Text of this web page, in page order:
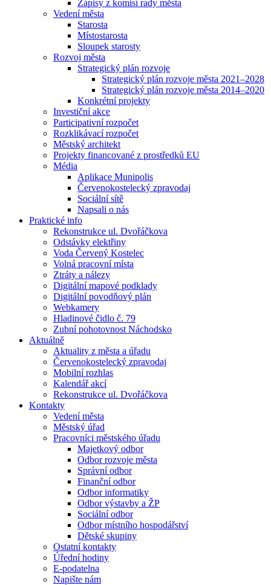
Zápisy z komisí rady města
Vedení města
Starosta
Místostarosta
Sloupek starosty
Rozvoj města
Strategický plán rozvoje
Strategický plán rozvoje města 2021–2028
Strategický plán rozvoje města 2014–2020
Konkrétní projekty
Investiční akce
Participativní rozpočet
Rozklikávací rozpočet
Městský architekt
Projekty financované z prostředků EU
Média
Aplikace Munipolis
Červenokostelecký zpravodaj
Sociální sítě
Napsali o nás
Praktické info
Rekonstrukce ul. Dvořáčkova
Odstávky elektřiny
Voda Červený Kostelec
Volná pracovní místa
Ztráty a nálezy
Digitální mapové podklady
Digitální povodňový plán
Webkamery
Hladinové čidlo č. 79
Zubní pohotovnost Náchodsko
Aktuálně
Aktuality z města a úřadu
Červenokostelecký zpravodaj
Mobilní rozhlas
Kalendář akcí
Rekonstrukce ul. Dvořáčkova
Kontakty
Vedení města
Městský úřad
Pracovníci městského úřadu
Majetkový odbor
Odbor rozvoje města
Správní odbor
Finanční odbor
Odbor informatiky
Odbor výstavby a ŽP
Sociální odbor
Odbor místního hospodářství
Dětské skupiny
Ostatní kontakty
Úřední hodiny
E-podatelna
Napište nám